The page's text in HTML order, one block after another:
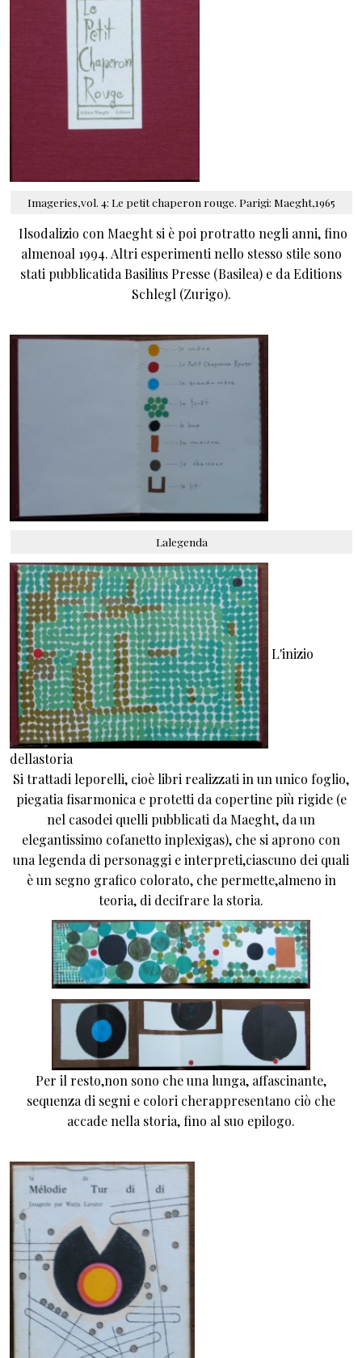
Imageries,vol. 4: Le petit chaperon rouge. Parigi: Maeght,1965
Ilsodalizio con Maeght si è poi protratto negli anni, fino
almenoal 1994. Altri esperimenti nello stesso stile sono
stati pubblicatida Basilius Presse (Basilea) e da Editions
Schlegl (Zurigo).
Lalegenda
L'inizio
dellastoria
Si trattadi leporelli, cioè libri realizzati in un unico foglio,
piegatia fisarmonica e protetti da copertine più rigide (e
nel casodei quelli pubblicati da Maeght, da un
elegantissimo cofanetto inplexigas), che si aprono con
una legenda di personaggi e interpreti,ciascuno dei quali
è un segno grafico colorato, che permette,almeno in
teoria, di decifrare la storia.
Per il resto,non sono che una lunga, affascinante,
sequenza di segni e colori cherappresentano ciò che
accade nella storia, fino al suo epilogo.